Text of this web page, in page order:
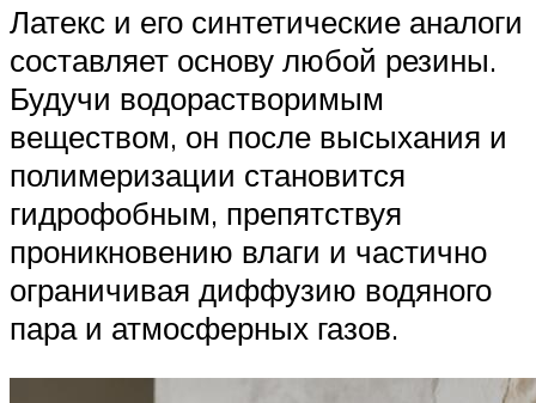
Латекс и его синтетические аналоги
составляет основу любой резины.
Будучи водорастворимым
веществом, он после высыхания и
полимеризации становится
гидрофобным, препятствуя
проникновению влаги и частично
ограничивая диффузию водяного
пара и атмосферных газов.